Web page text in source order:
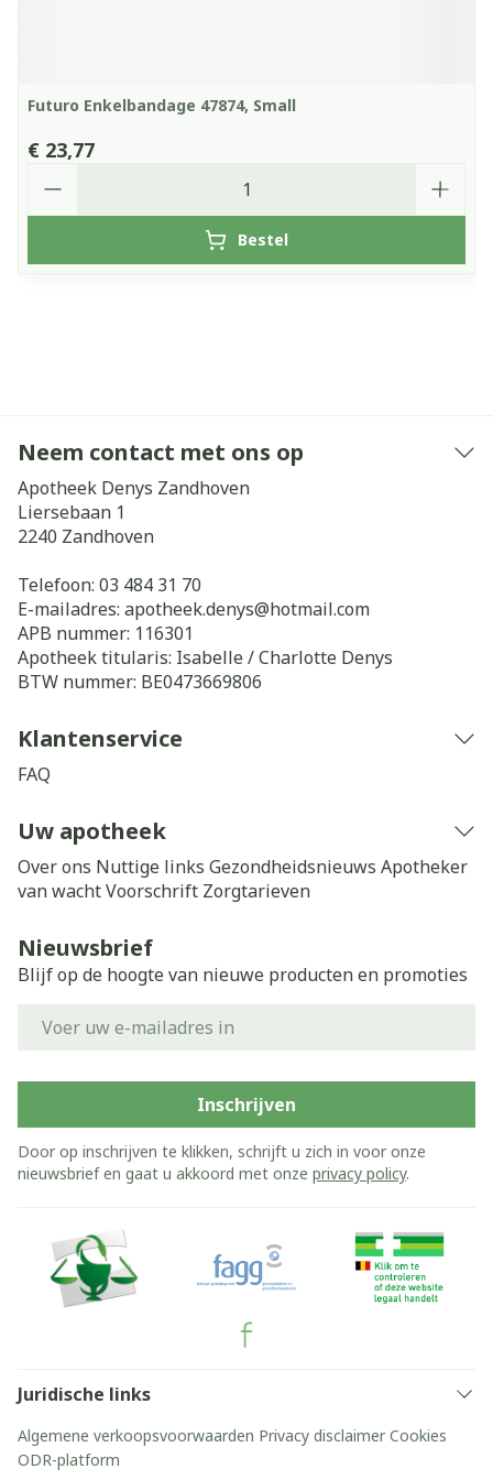
Futuro Enkelbandage 47874, Small
€ 23,77
Bestel
Neem contact met ons op
Apotheek Denys Zandhoven
Liersebaan 1
2240 Zandhoven
Telefoon: 03 484 31 70
E-mailadres: apotheek.denys@hotmail.com
APB nummer: 116301
Apotheek titularis: Isabelle / Charlotte Denys
BTW nummer: BE0473669806
Klantenservice
FAQ
Uw apotheek
Over ons Nuttige links Gezondheidsnieuws Apotheker
van wachtVoorschrift Zorgtarieven
Nieuwsbrief
Blijf op de hoogte van nieuwe producten en promoties
Inschrijven
Door op inschrijven te klikken, schrijft u zich in voor onze
nieuwsbrief en gaat u akkoord met onze privacy policy.
Juridische links
Algemene verkoopsvoorwaarden Privacy disclaimer Cookies
ODR-platform